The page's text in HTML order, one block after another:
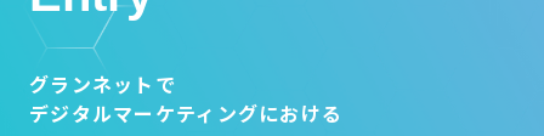
グランネットで
デジタルマーケティングにおける